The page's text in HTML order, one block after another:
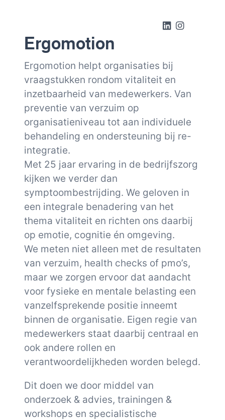
Ergomotion
Ergomotion helpt organisaties bij
vraagstukken rondom vitaliteit en
inzetbaarheid van medewerkers. Van
preventie van verzuim op
organisatieniveau tot aan individuele
behandeling en ondersteuning bij re-
integratie.
Met 25 jaar ervaring in de bedrijfszorg
kijken we verder dan
symptoombestrijding. We geloven in
een integrale benadering van het
thema vitaliteit en richten ons daarbij
op emotie, cognitie én omgeving.
We meten niet alleen met de resultaten
van verzuim, health checks of pmo’s,
maar we zorgen ervoor dat aandacht
voor fysieke en mentale belasting een
vanzelfsprekende positie inneemt
binnen de organisatie. Eigen regie van
medewerkers staat daarbij centraal en
ook andere rollen en
verantwoordelijkheden worden belegd.
Dit doen we door middel van
onderzoek & advies, trainingen &
workshops en specialistische